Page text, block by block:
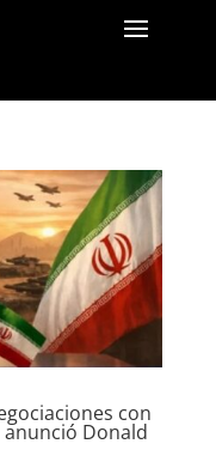
con
Donald